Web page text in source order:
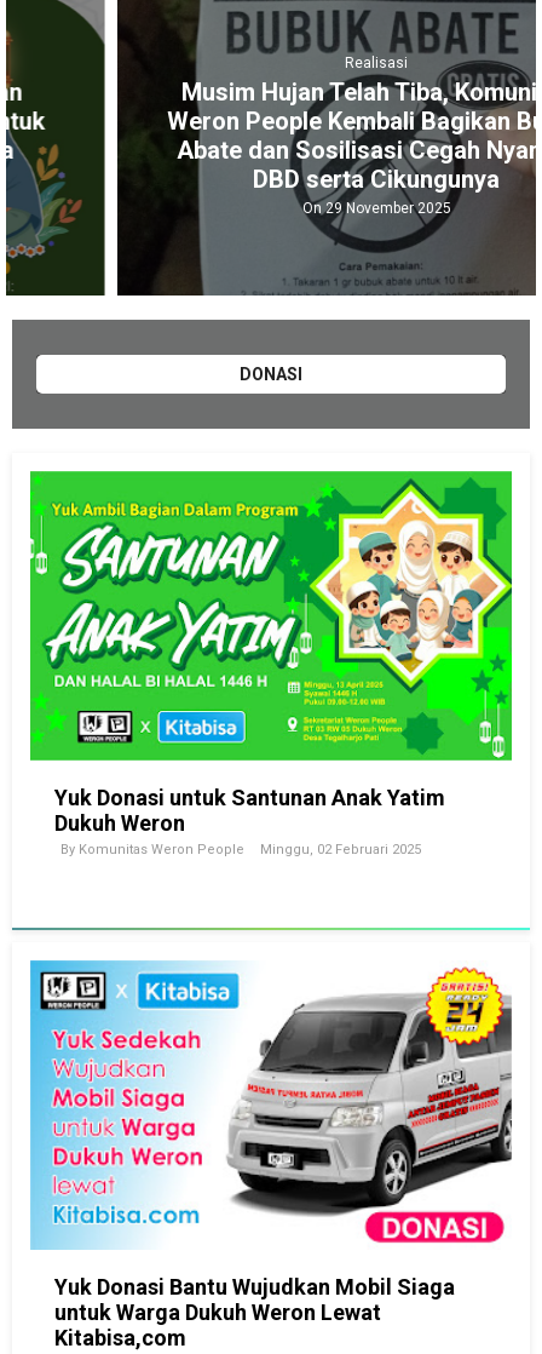
Musim Hujan Telah Tiba, Komunitas
Weron People Kembali Bagikan Bubuk
Abate dan Sosilisasi Cegah Nyamuk
DBD serta Cikungunya
On 29 November 2025
DONASI
Yuk Donasi untuk Santunan Anak Yatim
Dukuh Weron
By Komunitas Weron People Minggu, 02 Februari 2025
Yuk Donasi Bantu Wujudkan Mobil Siaga
untuk Warga Dukuh Weron Lewat
Kitabisa,com